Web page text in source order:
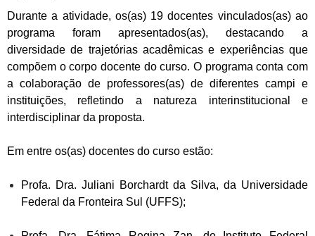
Durante a atividade, os(as) 19 docentes vinculados(as) ao
programa foram apresentados(as), destacando a
diversidade de trajetórias acadêmicas e experiências que
compõem o corpo docente do curso. O programa conta com
a colaboração de professores(as) de diferentes campi e
instituições, refletindo a natureza interinstitucional e
interdisciplinar da proposta.
Em entre os(as) docentes do curso estão:
Profa. Dra. Juliani Borchardt da Silva, da Universidade
Federal da Fronteira Sul (UFFS);